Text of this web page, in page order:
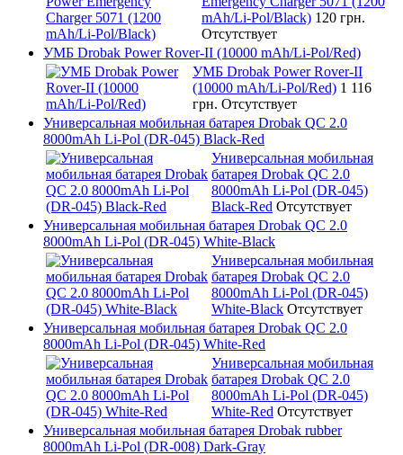
mAh/Li-Pol/Black) 120 грн.
Отсутствует
УМБ Drobak Power Rover-II (10000 mAh/Li-Pol/Red)
УМБ Drobak Power Rover-II
(10000 mAh/Li-Pol/Red) 1 116
грн. Отсутствует
Универсальная мобильная батарея Drobak QC 2.0
8000mAh Li-Pol (DR-045) Black-Red
Универсальная мобильная
батарея Drobak QC 2.0
8000mAh Li-Pol (DR-045)
Black-Red Отсутствует
Универсальная мобильная батарея Drobak QC 2.0
8000mAh Li-Pol (DR-045) White-Black
Универсальная мобильная
батарея Drobak QC 2.0
8000mAh Li-Pol (DR-045)
White-Black Отсутствует
Универсальная мобильная батарея Drobak QC 2.0
8000mAh Li-Pol (DR-045) White-Red
Универсальная мобильная
батарея Drobak QC 2.0
8000mAh Li-Pol (DR-045)
White-Red Отсутствует
Универсальная мобильная батарея Drobak rubber
8000mAh Li-Pol (DR-008) Dark-Gray